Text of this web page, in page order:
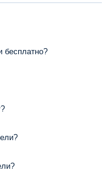
бесплатно?